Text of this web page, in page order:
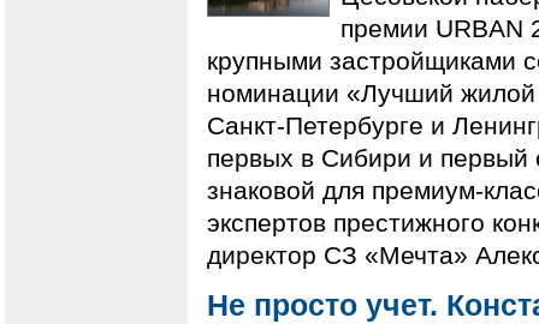
премии URBAN
крупными застройщиками
номинации «Лучший жилой
Санкт-Петербурге и
первых в Сибири и первый
знаковой для премиум-
экспертов престижного
директор СЗ «Мечта»
Не просто учет.